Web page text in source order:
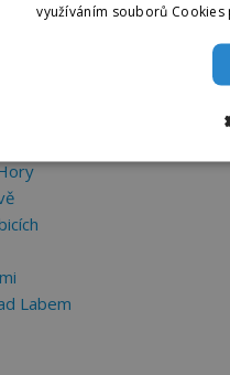
Labem
využíváním souborů